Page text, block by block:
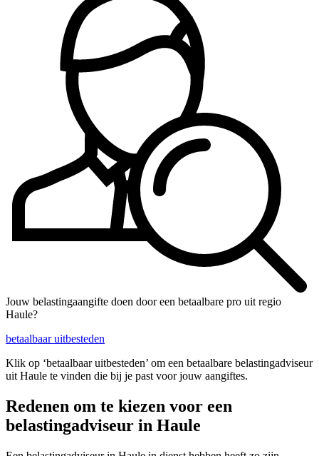
Jouw belastingaangifte doen door een betaalbare pro uit regio
Haule?
betaalbaar uitbesteden
Klik op ‘betaalbaar uitbesteden’ om een betaalbare belastingadviseur
uit Haule te vinden die bij je past voor jouw aangiftes.
Redenen om te kiezen voor een
belastingadviseur in Haule